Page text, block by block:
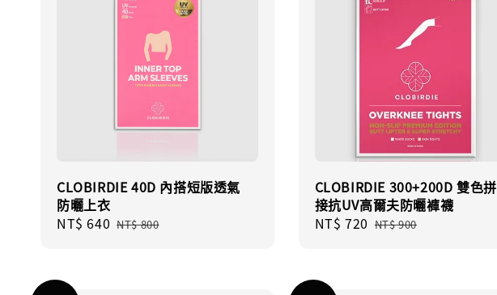
CLOBIRDIE 40D 內搭短版透氣
防曬上衣
Sale
NT$ 640 Regular
NT$ 800
CLOBIRDIE 300+200D 雙色拼
接抗UV高爾夫防曬褲襪
Sale
NT$ 720 Regular
NT$ 900